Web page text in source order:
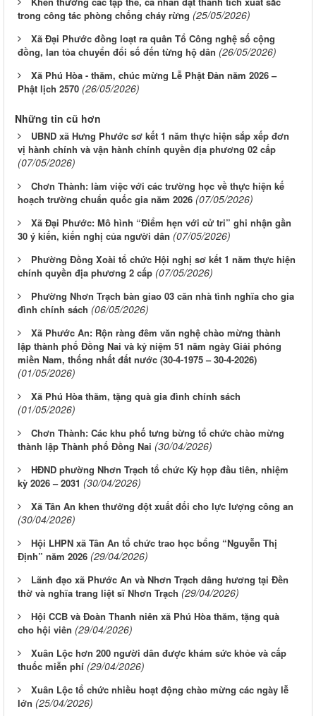
trong công tác phòng chống cháy rừng (25/05/2026)
Xã Đại Phước đồng loạt ra quân Tổ Công nghệ số cộng
đồng, lan tỏa chuyển đổi số đến từng hộ dân (26/05/2026)
Xã Phú Hòa - thăm, chúc mừng Lễ Phật Đản năm 2026 –
Phật lịch 2570 (26/05/2026)
Những tin cũ hơn
UBND xã Hưng Phước sơ kết 1 năm thực hiện sắp xếp đơn
vị hành chính và vận hành chính quyền địa phương 02 cấp
(07/05/2026)
Chơn Thành: làm việc với các trường học về thực hiện kế
hoạch trường chuẩn quốc gia năm 2026 (07/05/2026)
Xã Đại Phước: Mô hình “Điểm hẹn với cử tri” ghi nhận gần
30 ý kiến, kiến nghị của người dân (07/05/2026)
Phường Đồng Xoài tổ chức Hội nghị sơ kết 1 năm thực hiện
chính quyền địa phương 2 cấp (07/05/2026)
Phường Nhơn Trạch bàn giao 03 căn nhà tình nghĩa cho gia
đình chính sách (06/05/2026)
Xã Phước An: Rộn ràng đêm văn nghệ chào mừng thành
lập thành phố Đồng Nai và kỷ niệm 51 năm ngày Giải phóng
miền Nam, thống nhất đất nước (30-4-1975 – 30-4-2026)
(01/05/2026)
Xã Phú Hòa thăm, tặng quà gia đình chính sách
(01/05/2026)
Chơn Thành: Các khu phố tưng bừng tổ chức chào mừng
thành lập Thành phố Đồng Nai (30/04/2026)
HĐND phường Nhơn Trạch tổ chức Kỳ họp đầu tiên, nhiệm
kỳ 2026 – 2031 (30/04/2026)
Xã Tân An khen thưởng đột xuất đối cho lực lượng công an
(30/04/2026)
Hội LHPN xã Tân An tổ chức trao học bổng “Nguyễn Thị
Định” năm 2026 (29/04/2026)
Lãnh đạo xã Phước An và Nhơn Trạch dâng hương tại Đền
thờ và nghĩa trang liệt sĩ Nhơn Trạch (29/04/2026)
Hội CCB và Đoàn Thanh niên xã Phú Hòa thăm, tặng quà
cho hội viên (29/04/2026)
Xuân Lộc hơn 200 người dân được khám sức khỏe và cấp
thuốc miễn phí (29/04/2026)
Xuân Lộc tổ chức nhiều hoạt động chào mừng các ngày lễ
lớn (25/04/2026)